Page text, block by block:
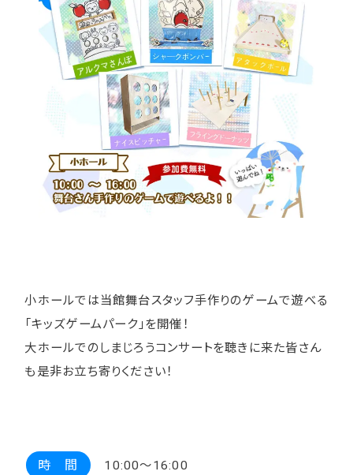
小ホールでは当館舞台スタッフ手作りのゲームで遊べる
「キッズゲームパーク」を開催！
大ホールでのしまじろうコンサートを聴きに来た皆さん
も是非お立ち寄りください！
時 間 10:00～16:00